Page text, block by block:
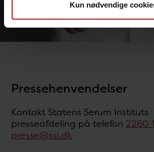
Kun nødvendige
Pressehenvendelser
Kontakt Statens Serum Instituts
presseafdeling på telefon 2260
presse@ssi.dk